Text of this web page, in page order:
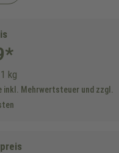
kg
inkl. Mehrwertsteuer und zzgl.